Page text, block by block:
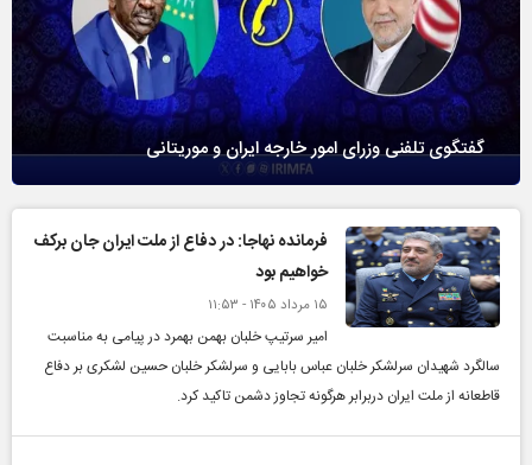
گفتگوی تلفنی وزرای امور خارجه ایران و موریتانی
فرمانده نهاجا: در دفاع از ملت ایران جان برکف
خواهیم بود
۱۵ مرداد ۱۴۰۵ - ۱۱:۵۳
امیر سرتیپ خلبان بهمن بهمرد در پیامی به مناسبت
سالگرد شهیدان سرلشکر خلبان عباس بابایی و سرلشکر خلبان حسین لشکری بر دفاع
قاطعانه از ملت ایران دربرابر هرگونه تجاوز دشمن تاکید کرد.